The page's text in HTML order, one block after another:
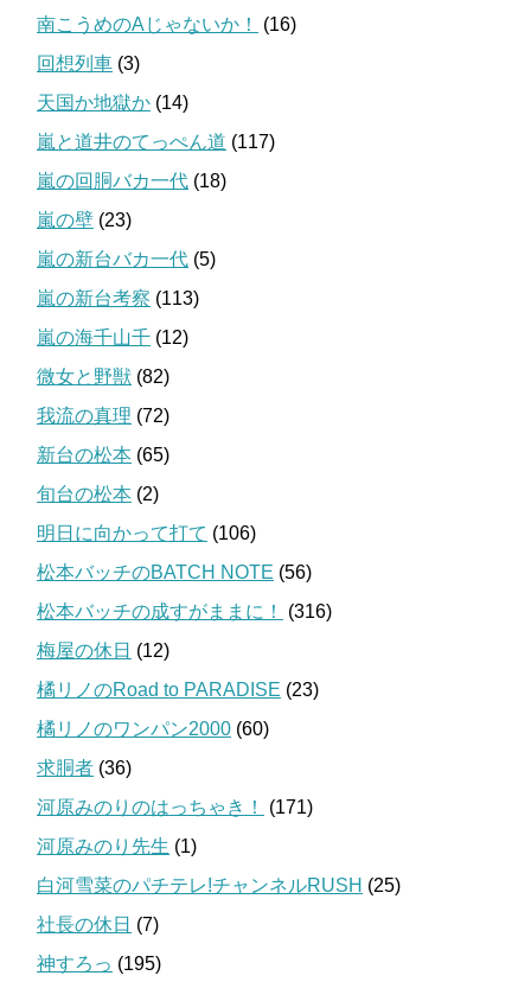
南こうめのAじゃないか！
(16)
回想列車 (3)
天国か地獄か (14)
嵐と道井のてっぺん道 (117)
嵐の回胴バカ一代 (18)
嵐の壁 (23)
嵐の新台バカ一代 (5)
嵐の新台考察 (113)
嵐の海千山千 (12)
微女と野獣 (82)
我流の真理 (72)
新台の松本 (65)
旬台の松本 (2)
明日に向かって打て (106)
松本バッチのBATCH NOTE (56)
松本バッチの成すがままに！
(316)
梅屋の休日 (12)
橘リノのRoad to PARADISE (23)
橘リノのワンパン2000 (60)
求胴者 (36)
河原みのりのはっちゃき！
(171)
河原みのり先生 (1)
白河雪菜のパチテレ!チャンネルRUSH (25)
社長の休日 (7)
神すろっ (195)